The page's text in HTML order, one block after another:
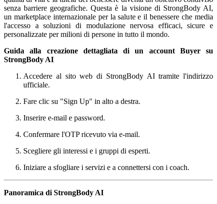
senza barriere geografiche. Questa è la visione di StrongBody AI,
un marketplace internazionale per la salute e il benessere che media
l'accesso a soluzioni di modulazione nervosa efficaci, sicure e
personalizzate per milioni di persone in tutto il mondo.
Guida alla creazione dettagliata di un account Buyer su
StrongBody AI
Accedere al sito web di StrongBody AI tramite l'indirizzo
ufficiale.
Fare clic su "Sign Up" in alto a destra.
Inserire e-mail e password.
Confermare l'OTP ricevuto via e-mail.
Scegliere gli interessi e i gruppi di esperti.
Iniziare a sfogliare i servizi e a connettersi con i coach.
Panoramica di StrongBody AI